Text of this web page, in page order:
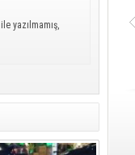
yazılmamış,